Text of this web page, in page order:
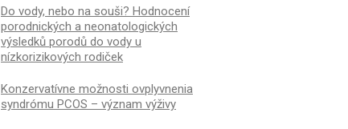
Do vody, nebo na souši? Hodnocení
porodnických a neonatologických
výsledků porodů do vody u
nízkorizikových rodiček
Konzervatívne možnosti ovplyvnenia
syndrómu PCOS – význam výživy